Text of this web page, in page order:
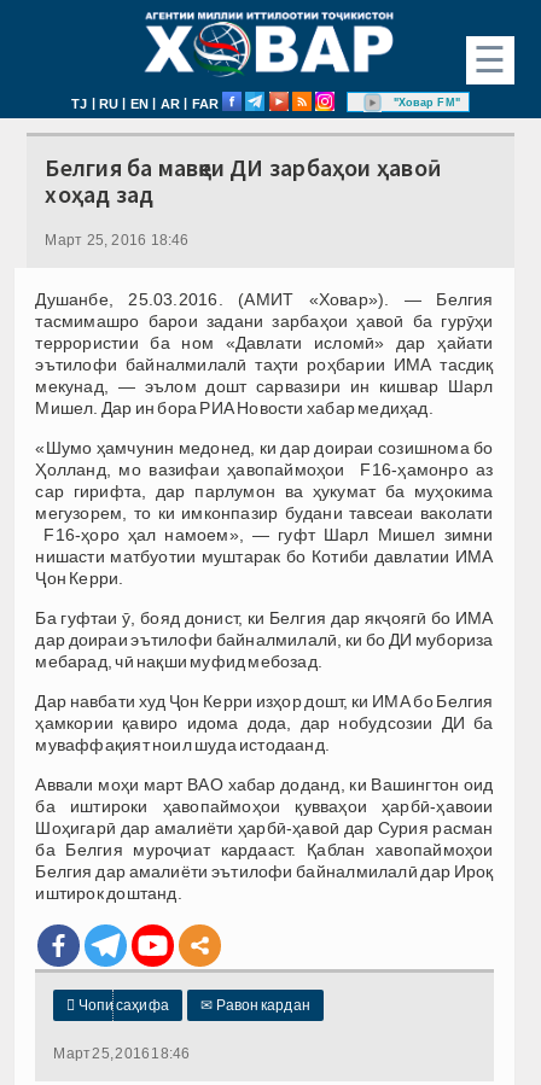
☰
TJ | RU | EN | AR | FAR "Ховар FM"
Белгия ба мавқеи ДИ зарбаҳои ҳавоӣ
хоҳад зад
Март 25, 2016 18:46
Душанбе, 25.03.2016. (АМИТ «Ховар»). — Белгия
тасмимашро барои задани зарбаҳои ҳавоӣ ба гурӯҳи
террористии ба ном «Давлати исломӣ» дар ҳайати
эътилофи байналмилалӣ таҳти роҳбарии ИМА тасдиқ
мекунад, — эълом дошт сарвазири ин кишвар Шарл
Мишел. Дар ин бора РИА Новости хабар медиҳад.
«Шумо ҳамчунин медонед, ки дар доираи созишнома бо
Ҳолланд, мо вазифаи ҳавопаймоҳои F16-ҳамонро аз
сар гирифта, дар парлумон ва ҳукумат ба муҳокима
мегузорем, то ки имконпазир будани тавсеаи ваколати
F16-ҳоро ҳал намоем», — гуфт Шарл Мишел зимни
нишасти матбуотии муштарак бо Котиби давлатии ИМА
Ҷон Керри.
Ба гуфтаи ӯ, бояд донист, ки Белгия дар якҷоягӣ бо ИМА
дар доираи эътилофи байналмилалӣ, ки бо ДИ мубориза
мебарад, чӣ нақши муфид мебозад.
Дар навбати худ Ҷон Керри изҳор дошт, ки ИМА бо Белгия
ҳамкории қавиро идома дода, дар нобудсозии ДИ ба
муваффақият ноил шуда истодаанд.
Аввали моҳи март ВАО хабар доданд, ки Вашингтон оид
ба иштироки ҳавопаймоҳои қувваҳои ҳарбӣ-ҳавоии
Шоҳигарӣ дар амалиёти ҳарбӣ-ҳавоӣ дар Сурия расман
ба Белгия муроҷиат кардааст. Қаблан хавопаймоҳои
Белгия дар амалиёти эътилофи байналмилалӣ дар Ироқ
иштирок доштанд.
 Чопи саҳифа ✉ Равон кардан
Март 25, 2016 18:46